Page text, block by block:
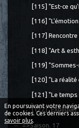
En poursuivant votre
de cookies. Ces derniers
savoir plus.
[115] "Est-ce
[116]
[117] Rencontre
[118] "Art &
[119]
[120] "La réalité
[121] "Le temps
[122] "Expliquer
=>Saison. 17